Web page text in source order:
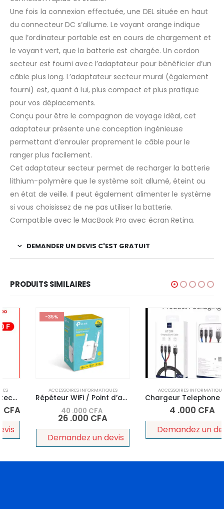
Une fois la connexion effectuée, une DEL située en haut
du connecteur DC s’allume. Le voyant orange indique
que l’ordinateur portable est en cours de chargement et
le voyant vert, que la batterie est chargée. Un cordon
secteur est fourni avec l’adaptateur pour bénéficier d’un
câble plus long. L’adaptateur secteur mural (également
fourni) est, quant à lui, plus compact et plus pratique
pour vos déplacements.
Conçu pour être le compagnon de voyage idéal, cet
adaptateur présente une conception ingénieuse
permettant d’enrouler proprement le câble pour le
ranger plus facilement.
Cet adaptateur secteur permet de recharger la batterie
lithium-polymère que le système soit allumé, éteint ou
en état de veille. Il peut également alimenter le système
si vous choisissez de ne pas utiliser la batterie.
Compatible avec le MacBook Pro avec écran Retina.
DEMANDER UN DEVIS C'EST GRATUIT
PRODUITS SIMILAIRES
ACCESSOIRES INFORMATIQUES
Répéteur WiFi / Point d’accès WiFi 4 (300 Mbps) TL-WA855RE
40 .000CFA
26 .000CFA
Demandez un devis
ACCESSOIRES INFORMATIQUES
Chargeur Telephone ATOM 3-en-1 à charge rapide 3A Lightning, type C, câble USB WIWU YZ-102
4 .000CFA
Demandez un devis